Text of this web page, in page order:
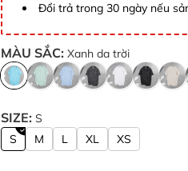
Đổi trả trong 30 ngày nếu
MÀU SẮC: Xanh da trời
SIZE: S
S M L XL XS